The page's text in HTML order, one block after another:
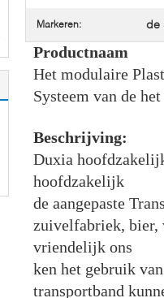
Markeren: de
Productnaam
Het modulaire
Systeem van de
Beschrijving:
Duxia
hoofdzakelijk
de aangepaste
zuivelfabriek, bier,
vriendelijk ons
ken het gebruik
transportband